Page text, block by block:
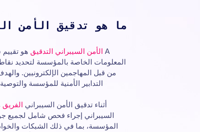
ما هو تدقيق الأمن
A الأمن السيبراني التدقيق هو
المعلومات الخاصة بالمؤسسة لتحديد
من قبل المهاجمين الإلكترونيين.
التدابير الأمنية للمؤسسة
أثناء تدقيق الأمن السيبراني الفريق
السيبراني إجراء فحص شامل لجميع
المؤسسة، بما في ذلك الشبكات